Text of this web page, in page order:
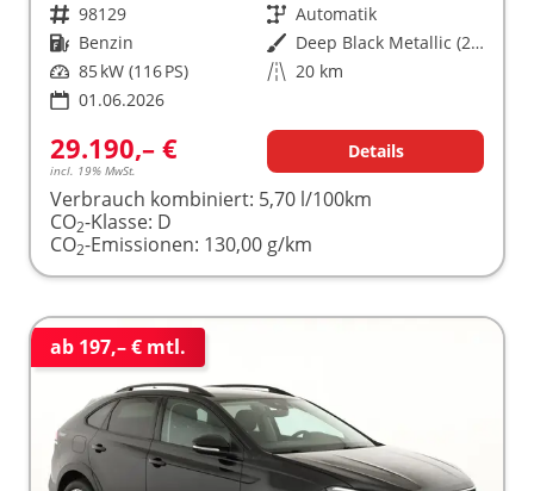
Fahrzeugnr. 98129 Getriebe Automatik
Kraftstoff Benzin Außenfarbe
Deep Black Metallic (2T)
Leistung 85 kW (116 PS) Kilometerstand 20 km
01.06.2026
29.190,– €
incl. 19% MwSt.
Details
Verbrauch kombiniert: 5,70 l/100km
CO2-Klasse: D
CO2-Emissionen: 130,00 g/km
ab 197,– € mtl.